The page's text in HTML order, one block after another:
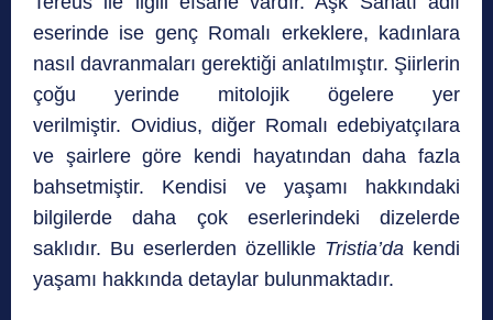
eserinde ise genç Romalı erkeklere, kadınlara
nasıl davranmaları gerektiği anlatılmıştır. Şiirlerin
çoğu yerinde mitolojik ögelere yer
verilmiştir. Ovidius, diğer Romalı edebiyatçılara
ve şairlere göre kendi hayatından daha fazla
bahsetmiştir. Kendisi ve yaşamı hakkındaki
bilgilerde daha çok eserlerindeki dizelerde
saklıdır. Bu eserlerden özellikle Tristia’da kendi
yaşamı hakkında detaylar bulunmaktadır.